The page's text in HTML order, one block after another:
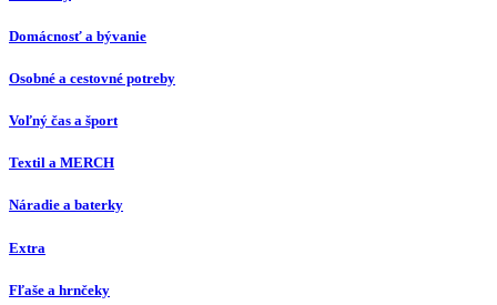
Domácnosť a bývanie
Osobné a cestovné potreby
Voľný čas a šport
Textil a MERCH
Náradie a baterky
Extra
Fľaše a hrnčeky